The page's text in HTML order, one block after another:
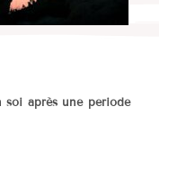
soi après une période